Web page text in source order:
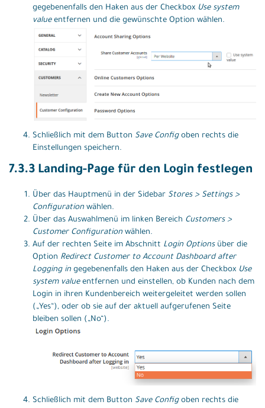
gegebenenfalls den Haken aus der Checkbox Use system
valueentfernen und die gewünschte Option wählen.
Schließlich mit dem Button Save Configoben rechts die
Einstellungen speichern.
7.3.3 Landing-Page für den Login festlegen
Über das Hauptmenü in der Sidebar Stores > Settings >
Configuration wählen.
Über das Auswahlmenü im linken Bereich Customers >
Customer Configuration wählen.
Auf der rechten Seite im Abschnitt Login Optionsüber die
Option Redirect Customer to Account Dashboard after
Logging in gegebenenfalls den Haken aus der Checkbox Use
system valueentfernen und einstellen, ob Kunden nach dem
Login in ihren Kundenbereich weitergeleitet werden sollen
(„Yes“), oder ob sie auf der aktuell aufgerufenen Seite
bleiben sollen („No“).
Schließlich mit dem Button Save Configoben rechts die